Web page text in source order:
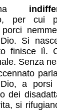
per cui
Si
finisce lì.
Senza
a porsi
dei
si